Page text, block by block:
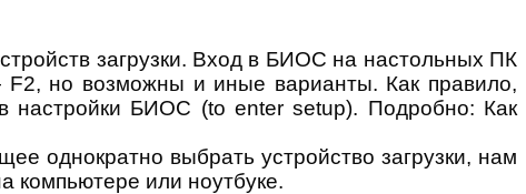
загрузки. Вход в БИОС на настольных ПК
но возможны и иные варианты. Как правило,
настройки БИОС (to enter setup). Подробно: Как
однократно выбрать устройство загрузки, нам
компьютере или ноутбуке.